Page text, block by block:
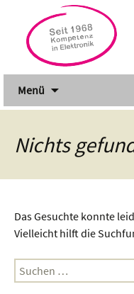
Menü
Nichts
Das Gesuchte konnte
Vielleicht hilft die
Suchen
nach: